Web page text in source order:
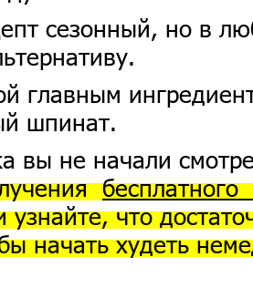
сезонный, но в
главным
шпинат.
вы не начали
бесплатного
узнайте, что
начать худеть